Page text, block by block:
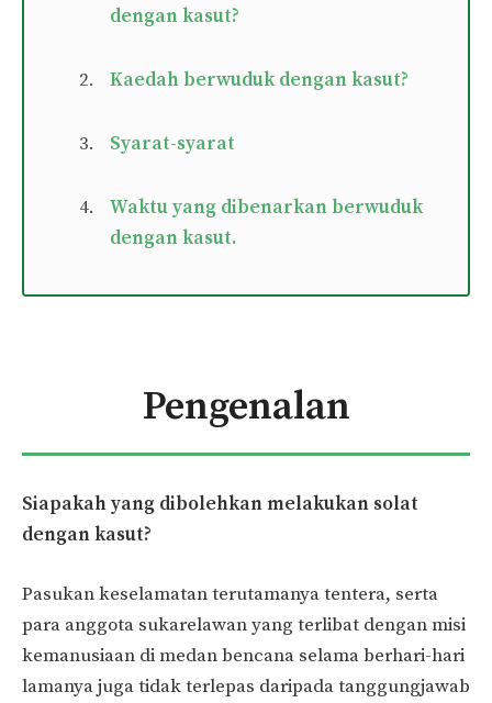
dengan kasut?
Kaedah berwuduk dengan kasut?
Syarat-syarat
Waktu yang dibenarkan berwuduk
dengan kasut.
Pengenalan
Siapakah yang dibolehkan melakukan solat
dengan kasut?
Pasukan keselamatan terutamanya tentera, serta
para anggota sukarelawan yang terlibat dengan misi
kemanusiaan di medan bencana selama berhari-hari
lamanya juga tidak terlepas daripada tanggungjawab